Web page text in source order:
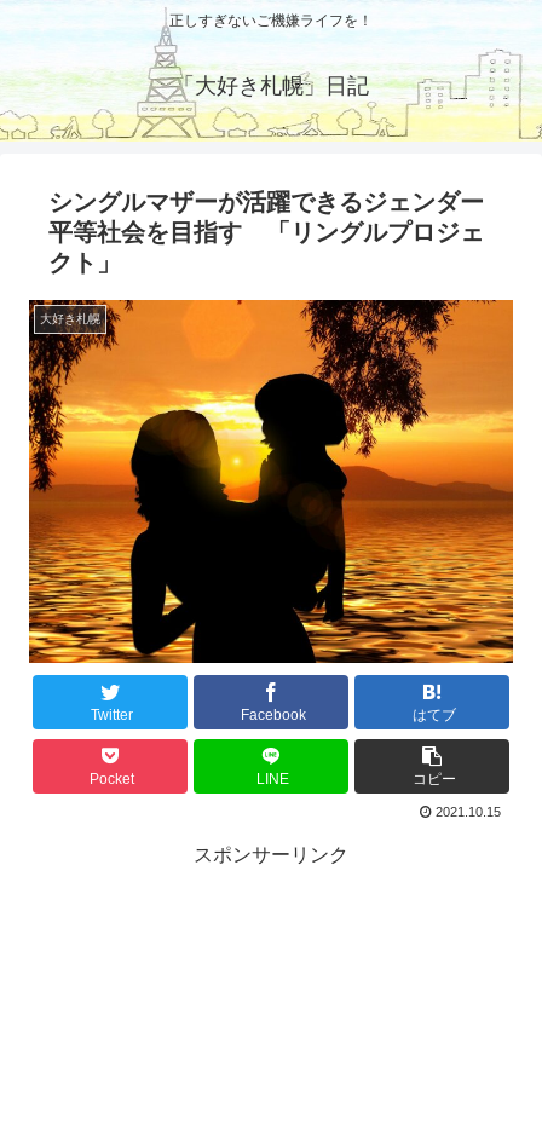
正しすぎないご機嫌ライフを！
「大好き札幌」日記
シングルマザーが活躍できるジェンダー
平等社会を目指す 「リングルプロジェ
クト」
大好き札幌
Twitter Facebook はてブ
Pocket LINE コピー
2021.10.15
スポンサーリンク